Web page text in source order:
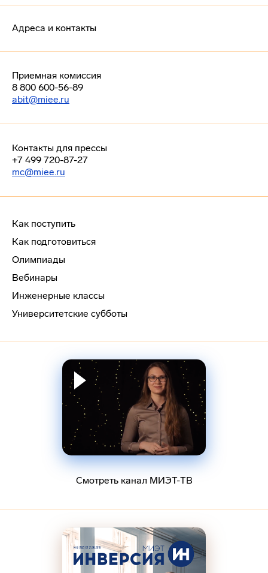
Адреса и контакты
Приемная комиссия
8 800 600-56-89
abit@miee.ru
Контакты для прессы
+7 499 720-87-27
mc@miee.ru
Как поступить
Как подготовиться
Олимпиады
Вебинары
Инженерные классы
Университетские субботы
Смотреть канал МИЭТ-ТВ